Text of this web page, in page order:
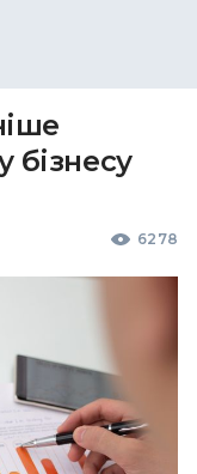
бізнесу
6278